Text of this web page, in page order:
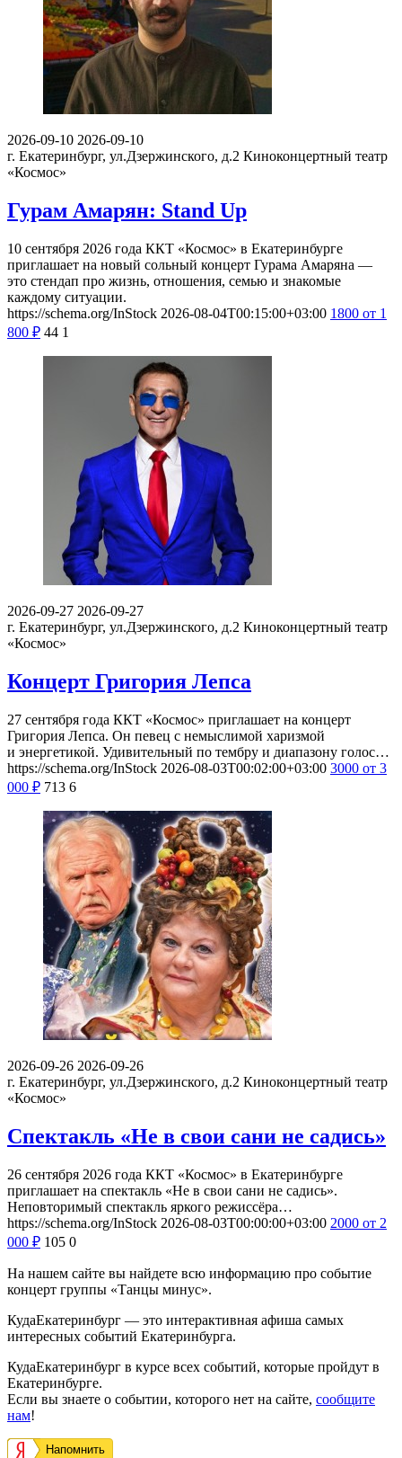
2026-09-10 2026-09-10
г. Екатеринбург, ул.Дзержинского, д.2 Киноконцертный театр
«Космос»
Гурам Амарян: Stand Up
10 сентября 2026 года ККТ «Космос» в Екатеринбурге
приглашает на новый сольный концерт Гурама Амаряна —
это стендап про жизнь, отношения, семью и знакомые
каждому ситуации.
https://schema.org/InStock 2026-08-04T00:15:00+03:00 1800 от 1
800 ₽ 44 1
2026-09-27 2026-09-27
г. Екатеринбург, ул.Дзержинского, д.2 Киноконцертный театр
«Космос»
Концерт Григория Лепса
27 сентября года ККТ «Космос» приглашает на концерт
Григория Лепса. Он певец с немыслимой харизмой
и энергетикой. Удивительный по тембру и диапазону голос…
https://schema.org/InStock 2026-08-03T00:02:00+03:00 3000 от 3
000 ₽ 713 6
2026-09-26 2026-09-26
г. Екатеринбург, ул.Дзержинского, д.2 Киноконцертный театр
«Космос»
Спектакль «Не в свои сани не садись»
26 сентября 2026 года ККТ «Космос» в Екатеринбурге
приглашает на спектакль «Не в свои сани не садись».
Неповторимый спектакль яркого режиссёра…
https://schema.org/InStock 2026-08-03T00:00:00+03:00 2000 от 2
000 ₽ 105 0
На нашем сайте вы найдете всю информацию про событие
концерт группы «Танцы минус».
КудаЕкатеринбург — это интерактивная афиша самых
интересных событий Екатеринбурга.
КудаЕкатеринбург в курсе всех событий, которые пройдут в
Екатеринбурге.
Если вы знаете о событии, которого нет на сайте, сообщите
нам!
Напомнить